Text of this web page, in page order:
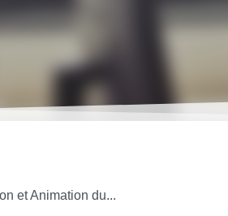
et Animation du...